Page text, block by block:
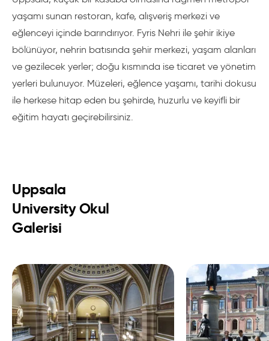
yaşamı sunan restoran, kafe, alışveriş merkezi ve
eğlenceyi içinde barındırıyor. Fyris Nehri ile şehir ikiye
bölünüyor, nehrin batısında şehir merkezi, yaşam alanları
ve gezilecek yerler; doğu kısmında ise ticaret ve yönetim
yerleri bulunuyor. Müzeleri, eğlence yaşamı, tarihi dokusu
ile herkese hitap eden bu şehirde, huzurlu ve keyifli bir
eğitim hayatı geçirebilirsiniz.
Uppsala
University Okul
Galerisi